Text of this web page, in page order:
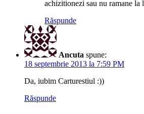
achizitionezi sau nu ramane la
Răspunde
Ancuta spune:
18 septembrie 2013 la 7:59 PM
Da, iubim Carturestiul :))
Răspunde